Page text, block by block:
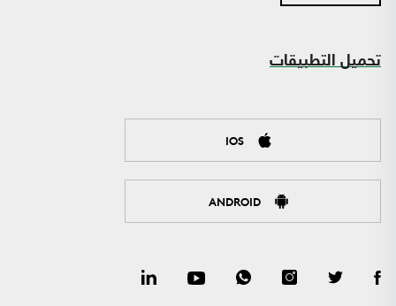
تحميل التطبيقات
IOS
ANDROID